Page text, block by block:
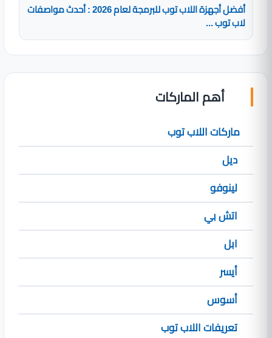
أفضل أجهزة اللاب توب للبرمجة لعام 2026 : أحدث مواصفات
لاب توب ...
أهم الماركات
ماركات اللاب توب
ديل
لينوفو
اتش بي
ابل
أيسر
أسوس
تعريفات اللاب توب